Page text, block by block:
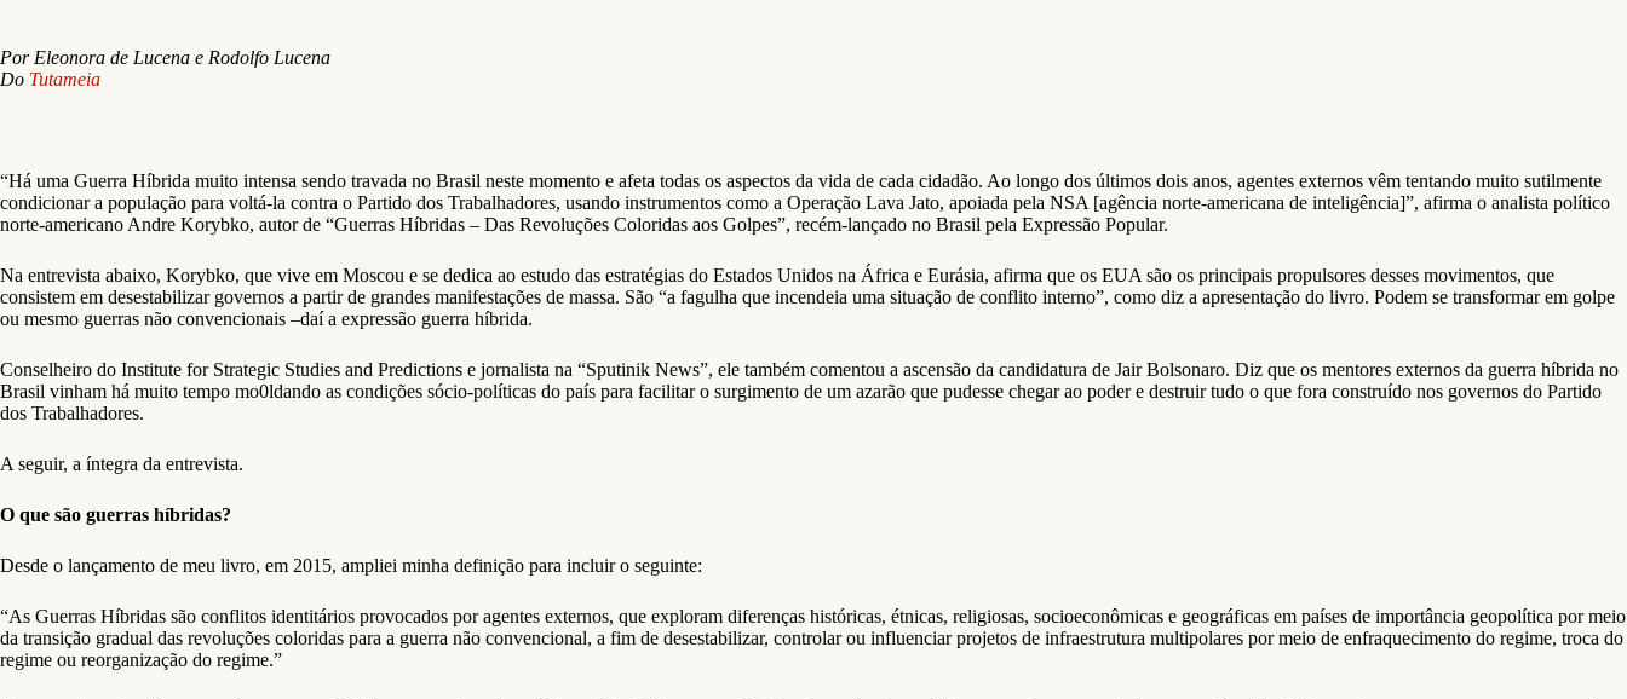
Por Eleonora de Lucena e Rodolfo Lucena
Do Tutameia
“Há uma Guerra Híbrida muito intensa sendo travada no Brasil neste momento e afeta todas os aspectos da vida de cada cidadão. Ao longo dos últimos dois anos, agentes externos vêm tentando muito sutilmente
condicionar a população para voltá-la contra o Partido dos Trabalhadores, usando instrumentos como a Operação Lava Jato, apoiada pela NSA [agência norte-americana de inteligência]”, afirma o analista político
norte-americano Andre Korybko, autor de “Guerras Híbridas – Das Revoluções Coloridas aos Golpes”, recém-lançado no Brasil pela Expressão Popular.
Na entrevista abaixo, Korybko, que vive em Moscou e se dedica ao estudo das estratégias do Estados Unidos na África e Eurásia, afirma que os EUA são os principais propulsores desses movimentos, que
consistem em desestabilizar governos a partir de grandes manifestações de massa. São “a fagulha que incendeia uma situação de conflito interno”, como diz a apresentação do livro. Podem se transformar em golpe
ou mesmo guerras não convencionais –daí a expressão guerra híbrida.
Conselheiro do Institute for Strategic Studies and Predictions e jornalista na “Sputinik News”, ele também comentou a ascensão da candidatura de Jair Bolsonaro. Diz que os mentores externos da guerra híbrida no
Brasil vinham há muito tempo mo0ldando as condições sócio-políticas do país para facilitar o surgimento de um azarão que pudesse chegar ao poder e destruir tudo o que fora construído nos governos do Partido
dos Trabalhadores.
A seguir, a íntegra da entrevista.
O que são guerras híbridas?
Desde o lançamento de meu livro, em 2015, ampliei minha definição para incluir o seguinte:
“As Guerras Híbridas são conflitos identitários provocados por agentes externos, que exploram diferenças históricas, étnicas, religiosas, socioeconômicas e geográficas em países de importância geopolítica por meio
da transição gradual das revoluções coloridas para a guerra não convencional, a fim de desestabilizar, controlar ou influenciar projetos de infraestrutura multipolares por meio de enfraquecimento do regime, troca do
regime ou reorganização do regime.”